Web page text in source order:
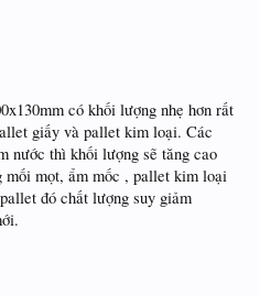
có khối lượng nhẹ hơn rất
giấy và pallet kim loại. Các
nước thì khối lượng sẽ tăng cao
mối mọt, ẩm mốc , pallet kim loại
đó chất lượng suy giảm